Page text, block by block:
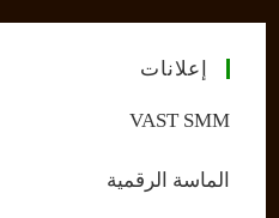
إعلانات
VAST SMM
الماسة الرقمية